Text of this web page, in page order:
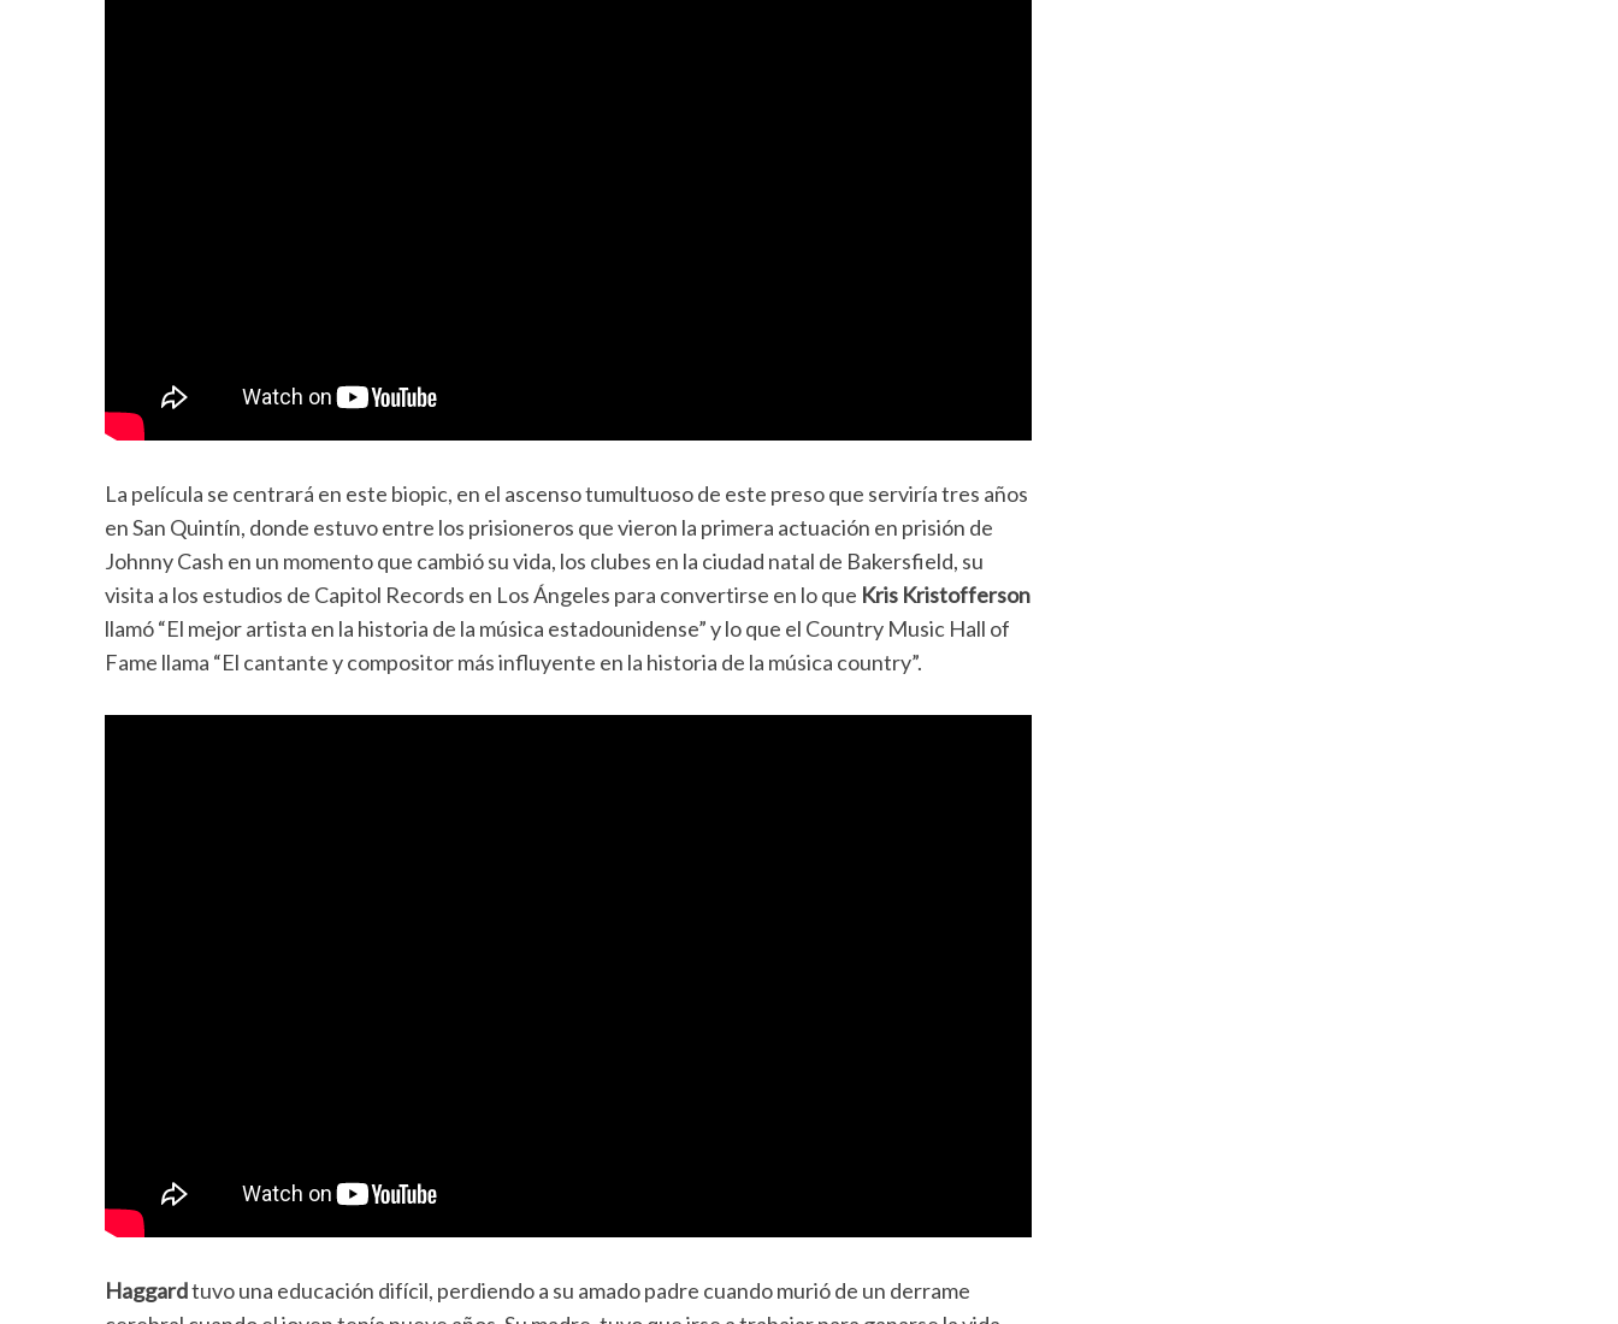
La película se centrará en este biopic, en el ascenso tumultuoso de este preso que serviría tres años
en San Quintín, donde estuvo entre los prisioneros que vieron la primera actuación en prisión de
Johnny Cash en un momento que cambió su vida, los clubes en la ciudad natal de Bakersfield, su
visita a los estudios de Capitol Records en Los Ángeles para convertirse en lo que Kris Kristofferson
llamó “El mejor artista en la historia de la música estadounidense” y lo que el Country Music Hall of
Fame llama “El cantante y compositor más influyente en la historia de la música country”.
Haggardtuvo una educación difícil, perdiendo a su amado padre cuando murió de un derrame